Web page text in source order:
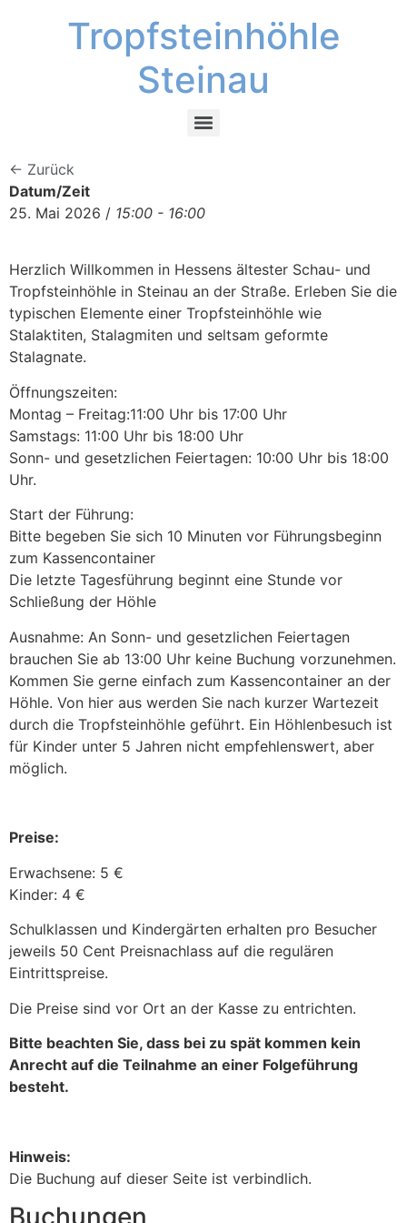
Tropfsteinhöhle
Steinau
← Zurück
Datum/Zeit
25. Mai 2026 / 15:00 - 16:00
Herzlich Willkommen in Hessens ältester Schau- und
Tropfsteinhöhle in Steinau an der Straße. Erleben Sie die
typischen Elemente einer Tropfsteinhöhle wie
Stalaktiten, Stalagmiten und seltsam geformte
Stalagnate.
Öffnungszeiten:
Montag – Freitag:11:00 Uhr bis 17:00 Uhr
Samstags: 11:00 Uhr bis 18:00 Uhr
Sonn- und gesetzlichen Feiertagen: 10:00 Uhr bis 18:00
Uhr.
Start der Führung:
Bitte begeben Sie sich 10 Minuten vor Führungsbeginn
zum Kassencontainer
Die letzte Tagesführung beginnt eine Stunde vor
Schließung der Höhle
Ausnahme: An Sonn- und gesetzlichen Feiertagen
brauchen Sie ab 13:00 Uhr keine Buchung vorzunehmen.
Kommen Sie gerne einfach zum Kassencontainer an der
Höhle. Von hier aus werden Sie nach kurzer Wartezeit
durch die Tropfsteinhöhle geführt. Ein Höhlenbesuch ist
für Kinder unter 5 Jahren nicht empfehlenswert, aber
möglich.
Preise:
Erwachsene: 5 €
Kinder: 4 €
Schulklassen und Kindergärten erhalten pro Besucher
jeweils 50 Cent Preisnachlass auf die regulären
Eintrittspreise.
Die Preise sind vor Ort an der Kasse zu entrichten.
Bitte beachten Sie, dass bei zu spät kommen kein
Anrecht auf die Teilnahme an einer Folgeführung
besteht.
Hinweis:
Die Buchung auf dieser Seite ist verbindlich.
Buchungen